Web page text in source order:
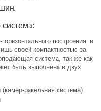
построения, в
своей компактностью за
система, так же как
быть выполнена в двух
ракельная система)